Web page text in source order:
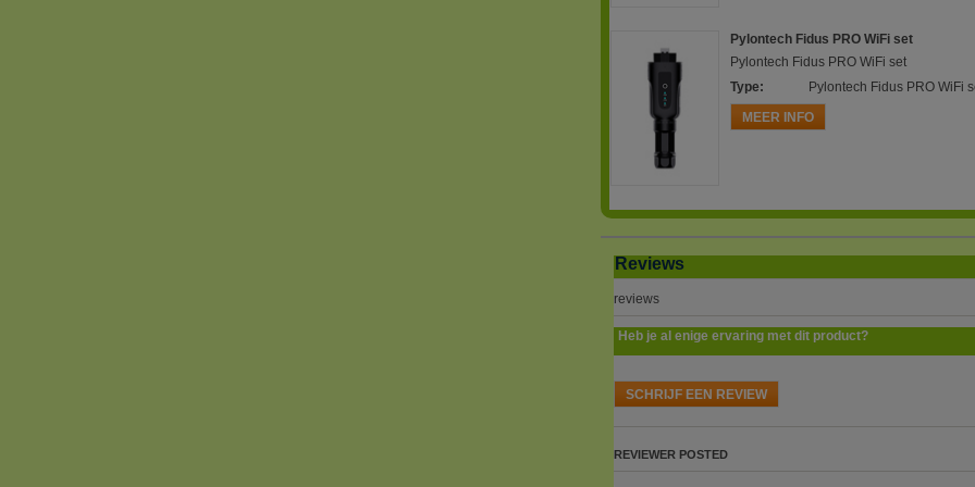
Pylontech Fidus PRO WiFi set
Pylontech Fidus PRO WiFi set
Type:
Pylontech Fidus PRO WiFi
MEER INFO
Reviews
reviews
Heb je al enige ervaring met dit product?
SCHRIJF EEN REVIEW
REVIEWER POSTED